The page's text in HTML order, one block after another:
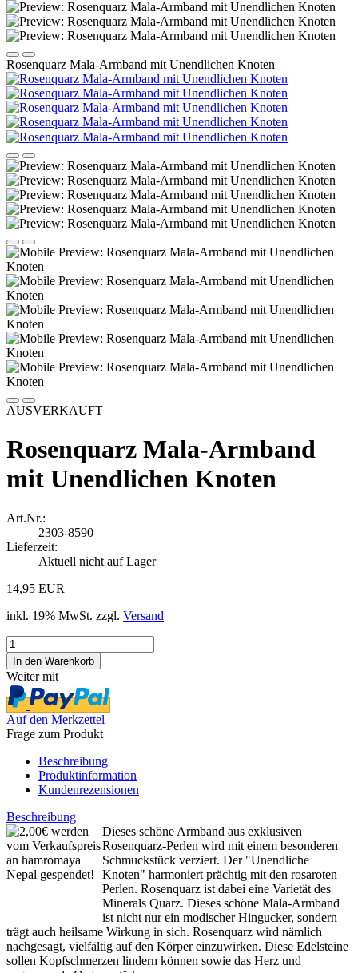
Rosenquarz Mala-Armband mit Unendlichen Knoten
AUSVERKAUFT
Rosenquarz Mala-Armband
mit Unendlichen Knoten
Art.Nr.:
2303-8590
Lieferzeit:
Aktuell nicht auf Lager
14,95 EUR
inkl. 19% MwSt. zzgl. Versand
Weiter mit
Auf den Merkzettel
Frage zum Produkt
Beschreibung
Produktinformation
Kundenrezensionen
Beschreibung
Dieses schöne Armband aus exklusiven
Rosenquarz-Perlen wird mit einem besonderen
Schmuckstück verziert. Der "Unendliche
Knoten" harmoniert prächtig mit den rosaroten
Perlen. Rosenquarz ist dabei eine Varietät des
Minerals Quarz. Dieses schöne Mala-Armband
ist nicht nur ein modischer Hingucker, sondern
trägt auch heilsame Wirkung in sich. Rosenquarz wird nämlich
nachgesagt, vielfältig auf den Körper einzuwirken. Diese Edelsteine
sollen Kopfschmerzen lindern können sowie das Herz und